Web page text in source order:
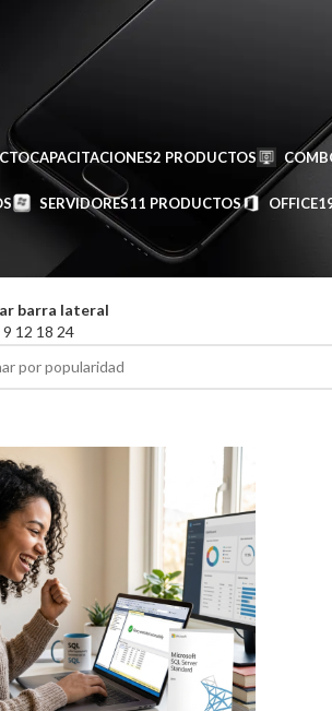
/
CAPACITACIONES2 PRODUCTOS
SERVIDORES11 PRODUCTOS OFFICE
etiquetados “sql server 2019 standard
el único resultado
barra lateral
9 12 18 24